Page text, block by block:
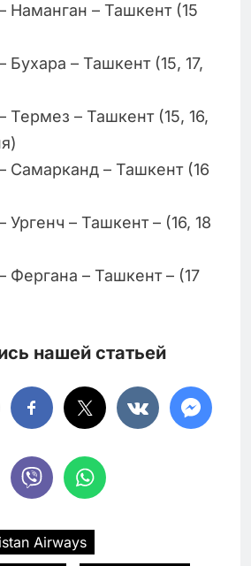
Наманган – Ташкент (15
Бухара – Ташкент (15, 17,
Термез – Ташкент (15, 16,
Самарканд – Ташкент (16
Ургенч – Ташкент – (16, 18
Фергана – Ташкент – (17
нашей статьей
Airways